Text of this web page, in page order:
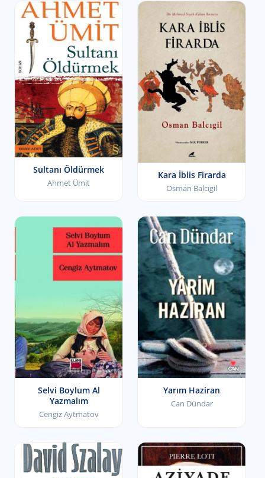
Sultanı Öldürmek
Ahmet Ümit
Kara İblis Firarda
Osman Balcıgil
Selvi Boylum Al
Yazmalım
Cengiz Aytmatov
Yarım Haziran
Can Dündar